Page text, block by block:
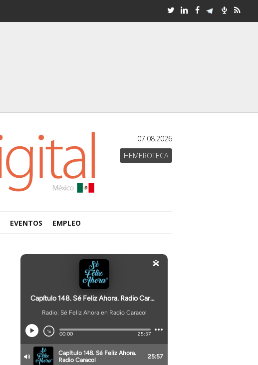
07.08.2026
HEMEROTECA
EVENTOS EMPLEO